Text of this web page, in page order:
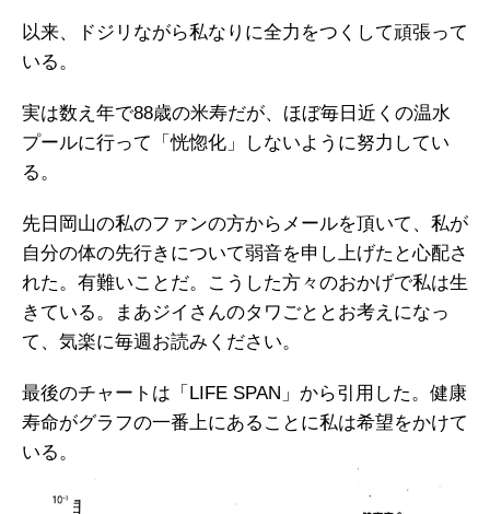
以来、ドジリながら私なりに全力をつくして頑張って
いる。
実は数え年で88歳の米寿だが、ほぼ毎日近くの温水
プールに行って「恍惚化」しないように努力してい
る。
先日岡山の私のファンの方からメールを頂いて、私が
自分の体の先行きについて弱音を申し上げたと心配さ
れた。有難いことだ。こうした方々のおかげで私は生
きている。まあジイさんのタワごととお考えになっ
て、気楽に毎週お読みください。
最後のチャートは「LIFE SPAN」から引用した。健康
寿命がグラフの一番上にあることに私は希望をかけて
いる。